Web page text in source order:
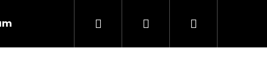
Obchodní podmínky Vrácení zboží
Hledat PřihlášeníNákupní